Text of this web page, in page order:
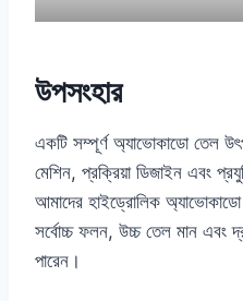
উপসংহার
একটি সম্পূর্ণ অ্যাভোকাডো তেল
মেশিন, প্রক্রিয়া ডিজাইন এবং
আমাদের হাইড্রোলিক
সর্বোচ্চ ফলন, উচ্চ তেল মান এবং
পারেন।